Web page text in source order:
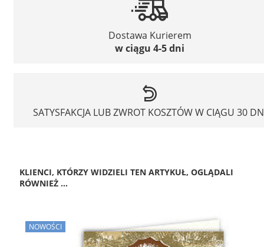
Dostawa Kurierem
w ciągu 4-5 dni
SATYSFAKCJA LUB ZWROT KOSZTÓW W CIĄGU 30
KLIENCI, KTÓRZY WIDZIELI TEN ARTYKUŁ, OGLĄDALI
RÓWNIEŻ ...
NOWOŚCI